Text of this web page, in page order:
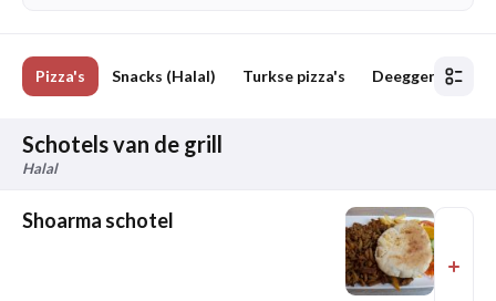
Pizza's Snacks (Halal) Turkse pizza's Deeggerechten
Schotels van de grill
Halal
Shoarma schotel